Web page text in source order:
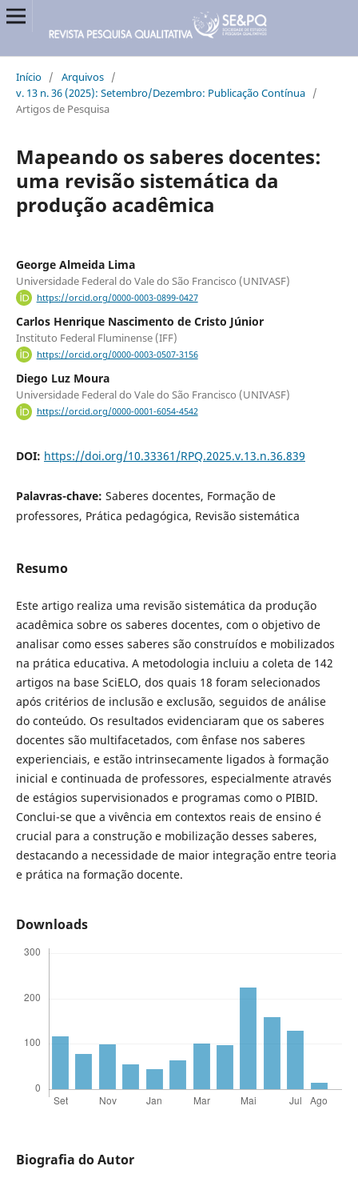
Início / Arquivos /
v. 13 n. 36 (2025): Setembro/Dezembro: Publicação Contínua /
Artigos de Pesquisa
Mapeando os saberes docentes:
uma revisão sistemática da
produção acadêmica
George Almeida Lima
Universidade Federal do Vale do São Francisco (UNIVASF)
https://orcid.org/0000-0003-0899-0427
Carlos Henrique Nascimento de Cristo Júnior
Instituto Federal Fluminense (IFF)
https://orcid.org/0000-0003-0507-3156
Diego Luz Moura
Universidade Federal do Vale do São Francisco (UNIVASF)
https://orcid.org/0000-0001-6054-4542
DOI: https://doi.org/10.33361/RPQ.2025.v.13.n.36.839
Palavras-chave: Saberes docentes, Formação de
professores, Prática pedagógica, Revisão sistemática
Resumo
Este artigo realiza uma revisão sistemática da produção
acadêmica sobre os saberes docentes, com o objetivo de
analisar como esses saberes são construídos e mobilizados
na prática educativa. A metodologia incluiu a coleta de 142
artigos na base SciELO, dos quais 18 foram selecionados
após critérios de inclusão e exclusão, seguidos de análise
do conteúdo. Os resultados evidenciaram que os saberes
docentes são multifacetados, com ênfase nos saberes
experienciais, e estão intrinsecamente ligados à formação
inicial e continuada de professores, especialmente através
de estágios supervisionados e programas como o PIBID.
Conclui-se que a vivência em contextos reais de ensino é
crucial para a construção e mobilização desses saberes,
destacando a necessidade de maior integração entre teoria
e prática na formação docente.
Downloads
Biografia do Autor